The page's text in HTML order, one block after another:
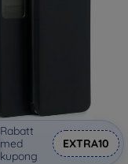
Rabatt
med
kupong
EXTRA10